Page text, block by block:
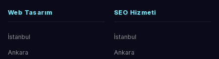
Web Tasarım
İstanbul
Ankara
SEO Hizmeti
İstanbul
Ankara